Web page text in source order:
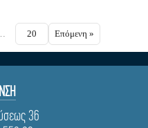
20 Επόμενη »
36